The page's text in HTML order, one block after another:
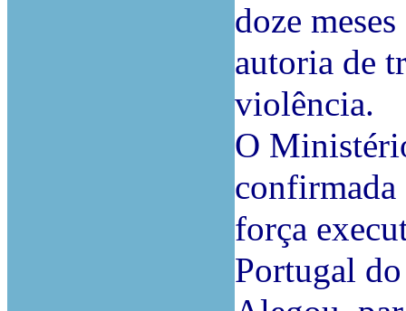
doze
autoria de
violência.
O
confirmada
força
Portugal